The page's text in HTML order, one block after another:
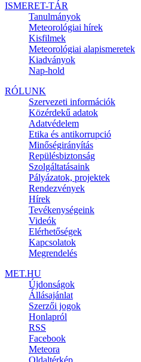
ISMERET-TÁR
Tanulmányok
Meteorológiai hírek
Kisfilmek
Meteorológiai alapismeretek
Kiadványok
Nap-hold
RÓLUNK
Szervezeti információk
Közérdekű adatok
Adatvédelem
Etika és antikorrupció
Minőségirányítás
Repülésbiztonság
Szolgáltatásaink
Pályázatok, projektek
Rendezvények
Hírek
Tevékenységeink
Videók
Elérhetőségek
Kapcsolatok
Megrendelés
MET.HU
Újdonságok
Állásajánlat
Szerzői jogok
Honlapról
RSS
Facebook
Meteora
Oldaltérkép